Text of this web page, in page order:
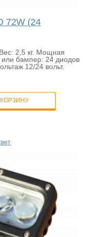
72W (24
2,5 кг. Мощная
или бампер: 24 диодов
12/24 вольт.
КОРЗИНУ